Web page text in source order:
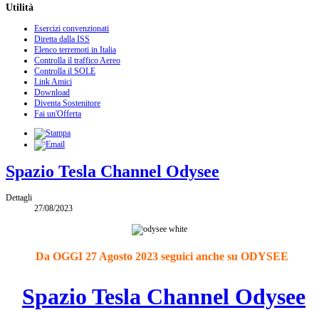
Utilità
Esercizi convenzionati
Diretta dalla ISS
Elenco terremoti in Italia
Controlla il traffico Aereo
Controlla il SOLE
Link Amici
Download
Diventa Sostenitore
Fai un'Offerta
Spazio Tesla Channel Odysee
Dettagli
27/08/2023
Da OGGI 27 Agosto 2023 seguici anche su ODYSEE
Spazio Tesla Channel Odysee